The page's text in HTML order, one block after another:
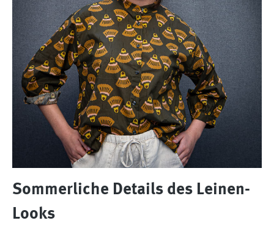
Sommerliche Details des Leinen-
Looks